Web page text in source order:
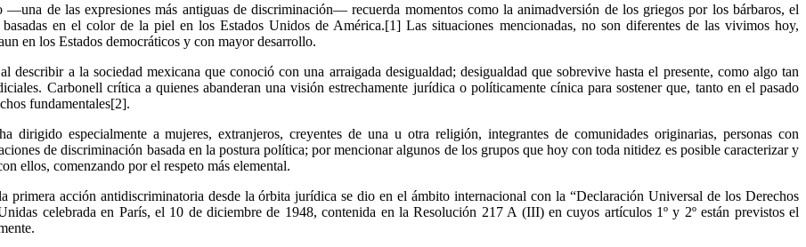
Twitter
Whatsapp
de las expresiones más antiguas de discriminación— recuerda momentos como la animadversión de los griegos por los bárbaros, el
en el color de la piel en los Estados Unidos de América.[1] Las situaciones mencionadas, no son diferentes de las vivimos hoy,
en los Estados democráticos y con mayor desarrollo.
a la sociedad mexicana que conoció con una arraigada desigualdad; desigualdad que sobrevive hasta el presente, como algo tan
Carbonell crítica a quienes abanderan una visión estrechamente jurídica o políticamente cínica para sostener que, tanto en el pasado
fundamentales[2].
especialmente a mujeres, extranjeros, creyentes de una u otra religión, integrantes de comunidades originarias, personas con
de discriminación basada en la postura política; por mencionar algunos de los grupos que hoy con toda nitidez es posible caracterizar y
ellos, comenzando por el respeto más elemental.
primera acción antidiscriminatoria desde la órbita jurídica se dio en el ámbito internacional con la “Declaración Universal de los Derechos
celebrada en París, el 10 de diciembre de 1948, contenida en la Resolución 217 A (III) en cuyos artículos 1º y 2º están previstos el